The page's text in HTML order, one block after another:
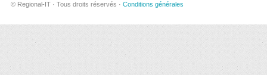
© Regional-IT · Tous droits réservés · Conditions générales